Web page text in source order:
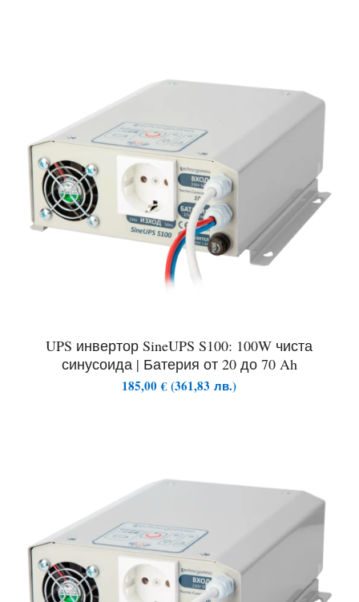
UPS инвертор SineUPS S100: 100W чиста
синусоида | Батерия от 20 до 70 Ah
185,00€ (361,83лв.)